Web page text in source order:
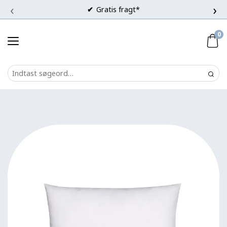
Gratis fragt*
‹ ›
0